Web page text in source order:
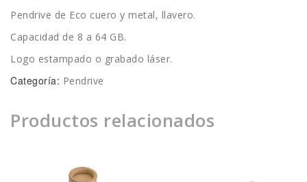
Pendrive de Eco cuero y metal, llavero.
Capacidad de 8 a 64 GB.
Logo estampado o grabado láser.
Categoría: Pendrive
Productos relacionados